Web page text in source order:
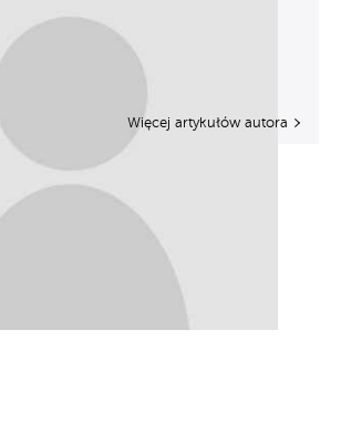
Więcej artykułów autora